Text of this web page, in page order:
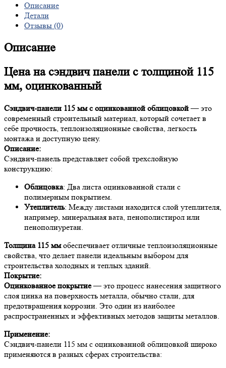
Описание
Детали
Отзывы (0)
Описание
Цена на сэндвич панели с толщиной 115
мм, оцинкованный
Сэндвич-панели 115 мм с оцинкованной облицовкой— это
современный строительный материал, который сочетает в
себе прочность, теплоизоляционные свойства, легкость
монтажа и доступную цену.
Описание:
Сэндвич-панель представляет собой трехслойную
конструкцию:
Облицовка: Два листа оцинкованной стали с
полимерным покрытием.
Утеплитель: Между листами находится слой утеплителя,
например, минеральная вата, пенополистирол или
пенополиуретан.
Толщина 115 ммобеспечивает отличные теплоизоляционные
свойства, что делает панели идеальным выбором для
строительства холодных и теплых зданий.
Покрытие:
Оцинкованное покрытие— это процесс нанесения защитного
слоя цинка на поверхность металла, обычно стали, для
предотвращения коррозии. Это один из наиболее
распространенных и эффективных методов защиты металлов.
Применение:
Сэндвич-панели 115 мм с оцинкованной облицовкой широко
применяются в разных сферах строительства: